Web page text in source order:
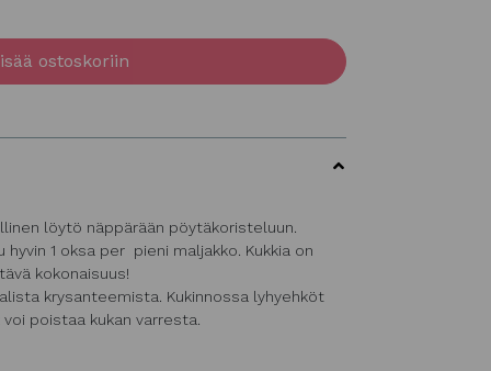
ostoskoriin
löytö näppärään pöytäkoristeluun.
1 oksa per pieni maljakko. Kukkia on
kokonaisuus!
krysanteemista. Kukinnossa lyhyehköt
poistaa kukan varresta.